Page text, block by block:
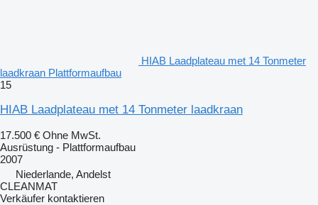
HIAB Laadplateau met 14 Tonmeter
laadkraan Plattformaufbau
15
HIAB Laadplateau met 14 Tonmeter laadkraan
17.500 € Ohne MwSt.
Ausrüstung - Plattformaufbau
2007
Niederlande, Andelst
CLEANMAT
Verkäufer kontaktieren